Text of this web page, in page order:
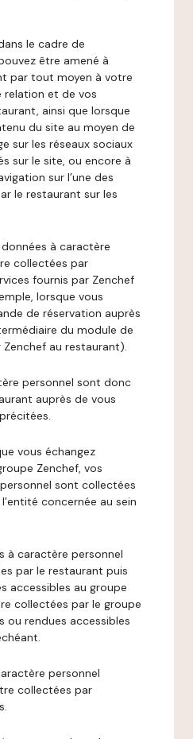
le cadre de
être amené à
par tout moyen à votre
relation et de vos
ainsi que lorsque
du site au moyen de
sur les réseaux sociaux
sur le site, ou encore à
sur l’une des
le restaurant sur les
à caractère
collectées par
fournis par Zenchef
lorsque vous
de réservation auprès
du module de
au restaurant).
personnel sont donc
auprès de vous
vous échangez
Zenchef, vos
sont collectées
concernée au sein
à caractère personnel
par le restaurant puis
accessibles au groupe
collectées par le groupe
ou rendues accessibles
personnel
collectées par